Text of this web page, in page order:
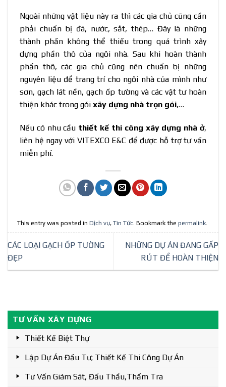
Ngoài những vật liệu này ra thì các gia chủ cũng cần
phải chuẩn bị đá, nước, sắt, thép… Đây là những
thành phần không thể thiếu trong quá trình xây
dựng phần thô của ngôi nhà. Sau khi hoàn thành
phần thô, các gia chủ cũng nên chuẩn bị những
nguyên liệu để trang trí cho ngôi nhà của mình như
sơn, gạch lát nền, gạch ốp tường và các vật tư hoàn
thiện khác trong gói xây dựng nhà trọn gói,…
Nếu có nhu cầu thiết kế thi công xây dựng nhà ở,
liên hệ ngay với VITEXCO E&C để được hỗ trợ tư vấn
miễn phí.
This entry was posted inDịch vụ,Tin Tức. Bookmark thepermalink.
CÁC LOẠI GẠCH ỐP TƯỜNG
ĐẸP
NHỮNG DỰ ÁN ĐANG GẤP
RÚT ĐỂ HOÀN THIỆN
TƯ VẤN XÂY DỰNG
Thiết Kế Biệt Thự
Lập Dự Án Đầu Tư; Thiết Kế Thi Công Dự Án
Tư Vấn Giám Sát, Đấu Thầu,thẩm Tra